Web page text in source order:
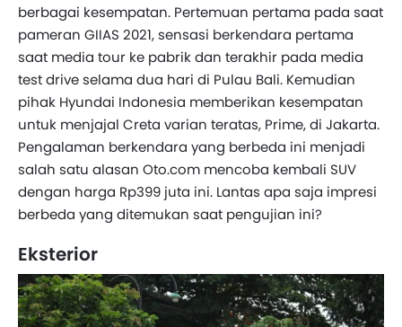
berbagai kesempatan. Pertemuan pertama pada saat
pameran GIIAS 2021, sensasi berkendara pertama
saat media tour ke pabrik dan terakhir pada media
test drive selama dua hari di Pulau Bali. Kemudian
pihak Hyundai Indonesia memberikan kesempatan
untuk menjajal Creta varian teratas, Prime, di Jakarta.
Pengalaman berkendara yang berbeda ini menjadi
salah satu alasan Oto.com mencoba kembali SUV
dengan harga Rp399 juta ini. Lantas apa saja impresi
berbeda yang ditemukan saat pengujian ini?
Eksterior